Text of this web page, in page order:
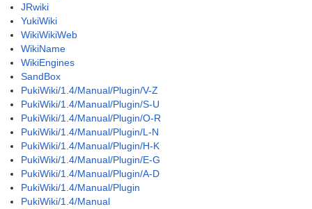
JRwiki
YukiWiki
WikiWikiWeb
WikiName
WikiEngines
SandBox
PukiWiki/1.4/Manual/Plugin/V-Z
PukiWiki/1.4/Manual/Plugin/S-U
PukiWiki/1.4/Manual/Plugin/O-R
PukiWiki/1.4/Manual/Plugin/L-N
PukiWiki/1.4/Manual/Plugin/H-K
PukiWiki/1.4/Manual/Plugin/E-G
PukiWiki/1.4/Manual/Plugin/A-D
PukiWiki/1.4/Manual/Plugin
PukiWiki/1.4/Manual